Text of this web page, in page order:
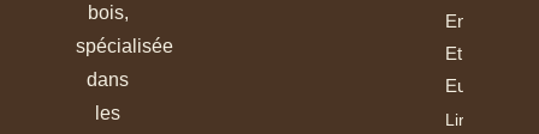
bois,
spécialisée
dans
les
En France
Et En
Europe
Lire